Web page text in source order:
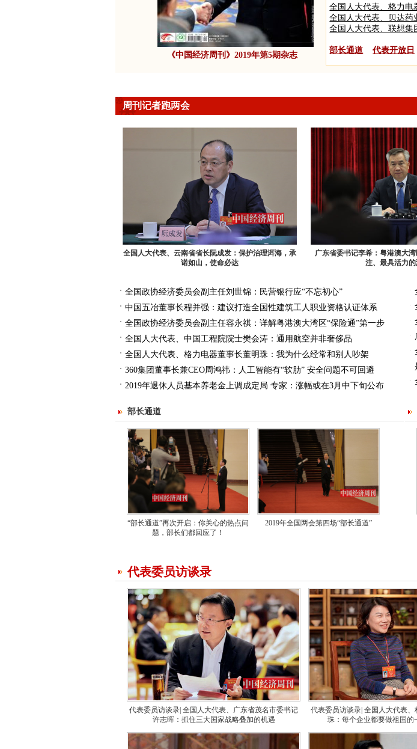
《中国经济周刊》2019年第5期杂志
全国人大代表、格力电
全国人大代表、贝达药
全国人大代表、联想集
部长通道
代表开放日
周刊记者跑两会
全国人大代表、云南省省长阮成发：保护治理洱海，承
诺如山，使命必达
广东省委书记李希：粤港澳大
注、最具活力
全国政协经济委员会副主任刘世锦：民营银行应“不忘初心”
中国五冶董事长程并强：建议打造全国性建筑工人职业资格认证体系
全国政协经济委员会副主任容永祺：详解粤港澳大湾区“保险通”第一步
全国人大代表、中国工程院院士樊会涛：通用航空并非奢侈品
全国人大代表、格力电器董事长董明珠：我为什么经常和别人吵架
360集团董事长兼CEO周鸿祎：人工智能有“软肋” 安全问题不可回避
2019年退休人员基本养老金上调成定局 专家：涨幅或在3月中下旬公布
部长通道
“部长通道”再次开启：你关心的热点问
题，部长们都回应了！
2019年全国两会第四场“部长通道”
代表委员访谈录
代表委员访谈录| 全国人大代表、广东省茂名市委书记
许志晖：抓住三大国家战略叠加的机遇
代表委员访谈录| 全国人大代表、
珠：每个企业都要做祖国的